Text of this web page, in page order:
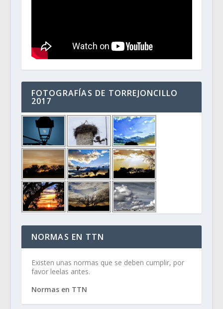
FOTOGRAFÍAS DE TORREJONCILLO
2017
NORMAS EN TTN
Existen unas normas que se deben cumplir, por
favor leelas antes.
Normas en TTN